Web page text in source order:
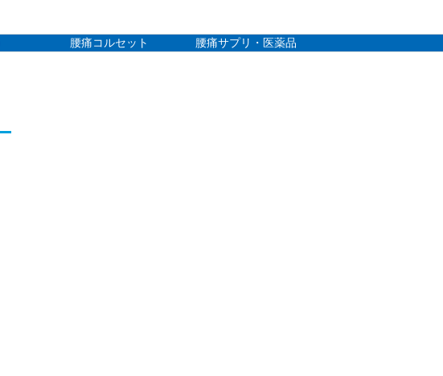
腰痛コルセット 腰痛サプリ・医薬品